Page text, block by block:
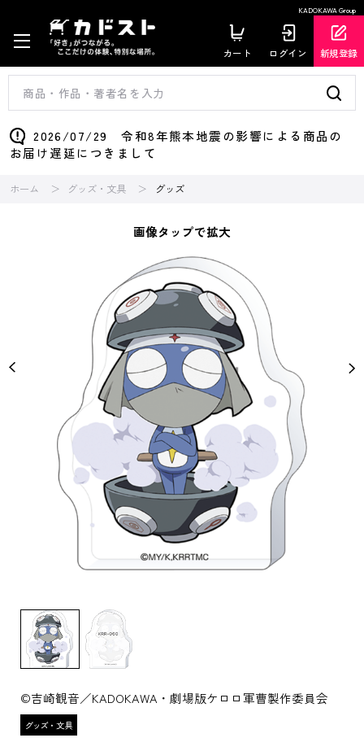
KADOKAWA Group
カート ログイン 新規登録
2026/07/29 令和8年熊本地震の影響による商品の
お届け遅延につきまして
ホーム グッズ・文具 グッズ
画像タップで拡大
©吉崎観音／KADOKAWA・劇場版ケロロ軍曹製作委員会